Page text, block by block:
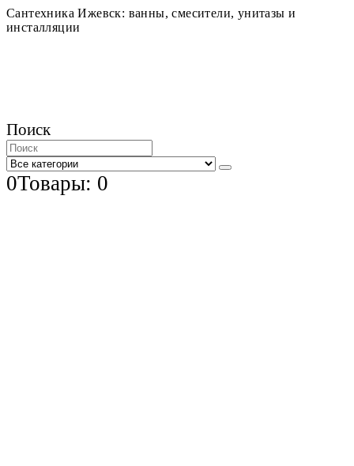
Сантехника Ижевск: ванны, смесители, унитазы и
инсталляции
Поиск
0Товары: 0